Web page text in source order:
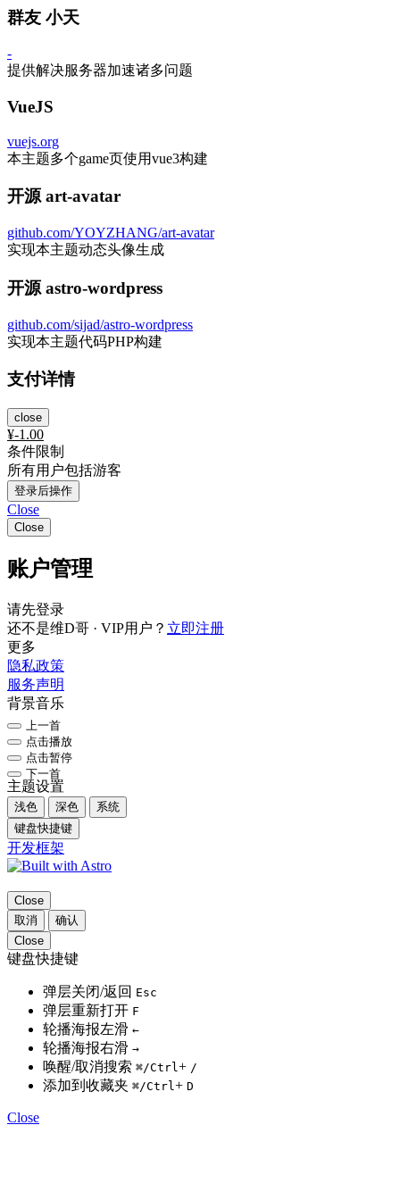
群友 小天
-
提供解决服务器加速诸多问题
VueJS
vuejs.org
本主题多个game页使用vue3构建
开源 art-avatar
github.com/YOYZHANG/art-avatar
实现本主题动态头像生成
开源 astro-wordpress
github.com/sijad/astro-wordpress
实现本主题代码PHP构建
支付详情
close
¥-1.00
条件限制
所有用户包括游客
登录后操作
Close
Close
账户管理
请先登录
还不是维D哥 · VIP用户？ 立即注册
更多
隐私政策
服务声明
背景音乐
上一首
点击播放
点击暂停
下一首
主题设置
浅色 深色
系统
键盘快捷键
开发框架
Close
取消
确认
Close
键盘快捷键
弹层关闭/返回 Esc
弹层重新打开 F
轮播海报左滑 ←
轮播海报右滑 →
唤醒/取消搜索 ⌘/Ctrl + /
添加到收藏夹 ⌘/Ctrl + D
Close